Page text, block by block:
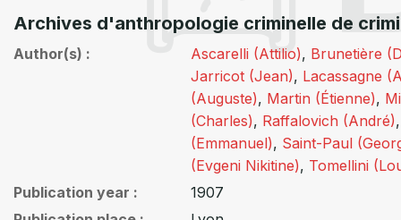
Archives d'anthropologie criminelle de
Author(s) Ascarelli (Attilio), Brunetière
Jarricot (Jean), Lacassagne
(Auguste), Martin (Étienne),
(Charles), Raffalovich (André)
(Emmanuel), Saint-Paul
(Evgeni Nikitine), Tomellini
Publication year
1907